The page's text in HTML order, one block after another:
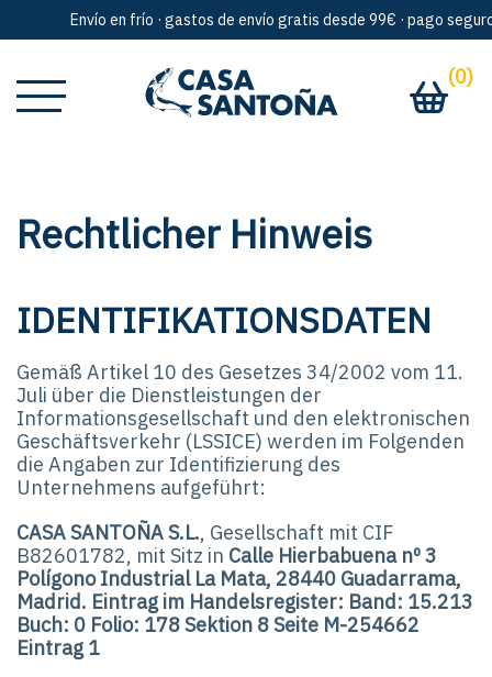
Envío en frío · gastos de envío gratis desde 99€ · pago seguro
(0)
Rechtlicher Hinweis
IDENTIFIKATIONSDATEN
Gemäß Artikel 10 des Gesetzes 34/2002 vom 11.
Juli über die Dienstleistungen der
Informationsgesellschaft und den elektronischen
Geschäftsverkehr (LSSICE) werden im Folgenden
die Angaben zur Identifizierung des
Unternehmens aufgeführt:
CASA SANTOÑA S.L., Gesellschaft mit CIF
B82601782, mit Sitz in Calle Hierbabuena nº 3
Polígono Industrial La Mata, 28440 Guadarrama,
Madrid. Eintrag im Handelsregister: Band: 15.213
Buch: 0 Folio: 178 Sektion 8 Seite M-254662
Eintrag 1